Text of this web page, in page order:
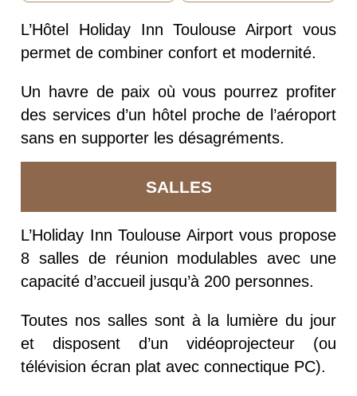
L’Hôtel Holiday Inn Toulouse Airport vous
permet de combiner confort et modernité.
Un havre de paix où vous pourrez profiter
des services d’un hôtel proche de l’aéroport
sans en supporter les désagréments.
SALLES
L’Holiday Inn Toulouse Airport vous propose
8 salles de réunion modulables avec une
capacité d’accueil jusqu’à 200 personnes.
Toutes nos salles sont à la lumière du jour
et disposent d’un vidéoprojecteur (ou
télévision écran plat avec connectique PC).